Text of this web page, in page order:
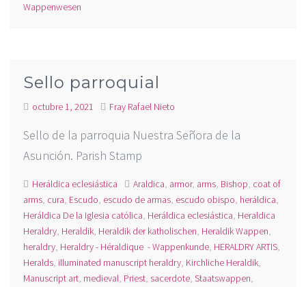
Wappenwesen
Sello parroquial
octubre 1, 2021 Fray Rafael Nieto
Sello de la parroquia Nuestra Señora de la
Asunción. Parish Stamp
Heráldica eclesiástica Araldica, armor, arms, Bishop, coat of
arms, cura, Escudo, escudo de armas, escudo obispo, heráldica,
Heráldica De la Iglesia católica, Heráldica eclesiástica, Heraldica
Heraldry, Heraldik, Heraldik der katholischen, Heraldik Wappen,
heraldry, Heraldry - Héraldique - Wappenkunde, HERALDRY ARTIS,
Heralds, illuminated manuscript heraldry, Kirchliche Heraldik,
Manuscript art, medieval, Priest, sacerdote,Staatswappen,